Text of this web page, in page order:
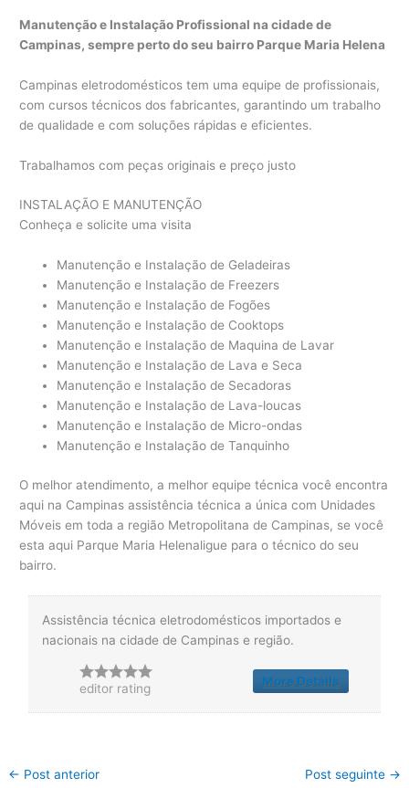
Manutenção e Instalação Profissional na cidade de
Campinas, sempre perto do seu bairro Parque Maria Helena
Campinas eletrodomésticos tem uma equipe de profissionais,
com cursos técnicos dos fabricantes, garantindo um trabalho
de qualidade e com soluções rápidas e eficientes.
Trabalhamos com peças originais e preço justo
INSTALAÇÃO E MANUTENÇÃO
Conheça e solicite uma visita
Manutenção e Instalação de Geladeiras
Manutenção e Instalação de Freezers
Manutenção e Instalação de Fogões
Manutenção e Instalação de Cooktops
Manutenção e Instalação de Maquina de Lavar
Manutenção e Instalação de Lava e Seca
Manutenção e Instalação de Secadoras
Manutenção e Instalação de Lava-loucas
Manutenção e Instalação de Micro-ondas
Manutenção e Instalação de Tanquinho
O melhor atendimento, a melhor equipe técnica você encontra
aqui na Campinas assistência técnica a única com Unidades
Móveis em toda a região Metropolitana de Campinas, se você
esta aqui Parque Maria Helenaligue para o técnico do seu
bairro.
Assistência técnica eletrodomésticos importados e
nacionais na cidade de Campinas e região.
editor rating More Details
← Post anterior Post seguinte →